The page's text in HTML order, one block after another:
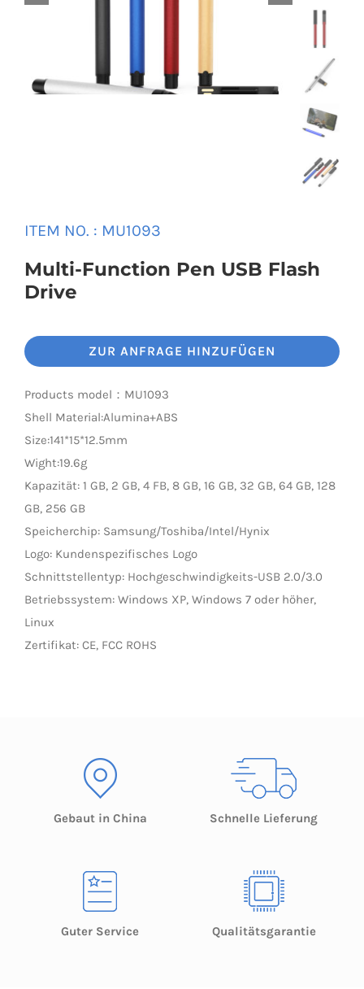
Multi-Function Hub
Stylus Pen
Card Reader
LED Lamp
ITEM NO. : MU1093
Multi-Function Pen USB Flash
Drive
ZUR ANFRAGE HINZUFÜGEN
Products model：MU1093
Shell Material:Alumina+ABS
Size:141*15*12.5mm
Wight:19.6g
Kapazität: 1 GB, 2 GB, 4 FB, 8 GB, 16 GB, 32 GB, 64 GB, 128
GB, 256 GB
Speicherchip: Samsung/Toshiba/Intel/Hynix
Logo: Kundenspezifisches Logo
Schnittstellentyp: Hochgeschwindigkeits-USB 2.0/3.0
Betriebssystem: Windows XP, Windows 7 oder höher,
Linux
Zertifikat: CE, FCC ROHS
Gebaut in China Schnelle Lieferung
Guter Service Qualitätsgarantie